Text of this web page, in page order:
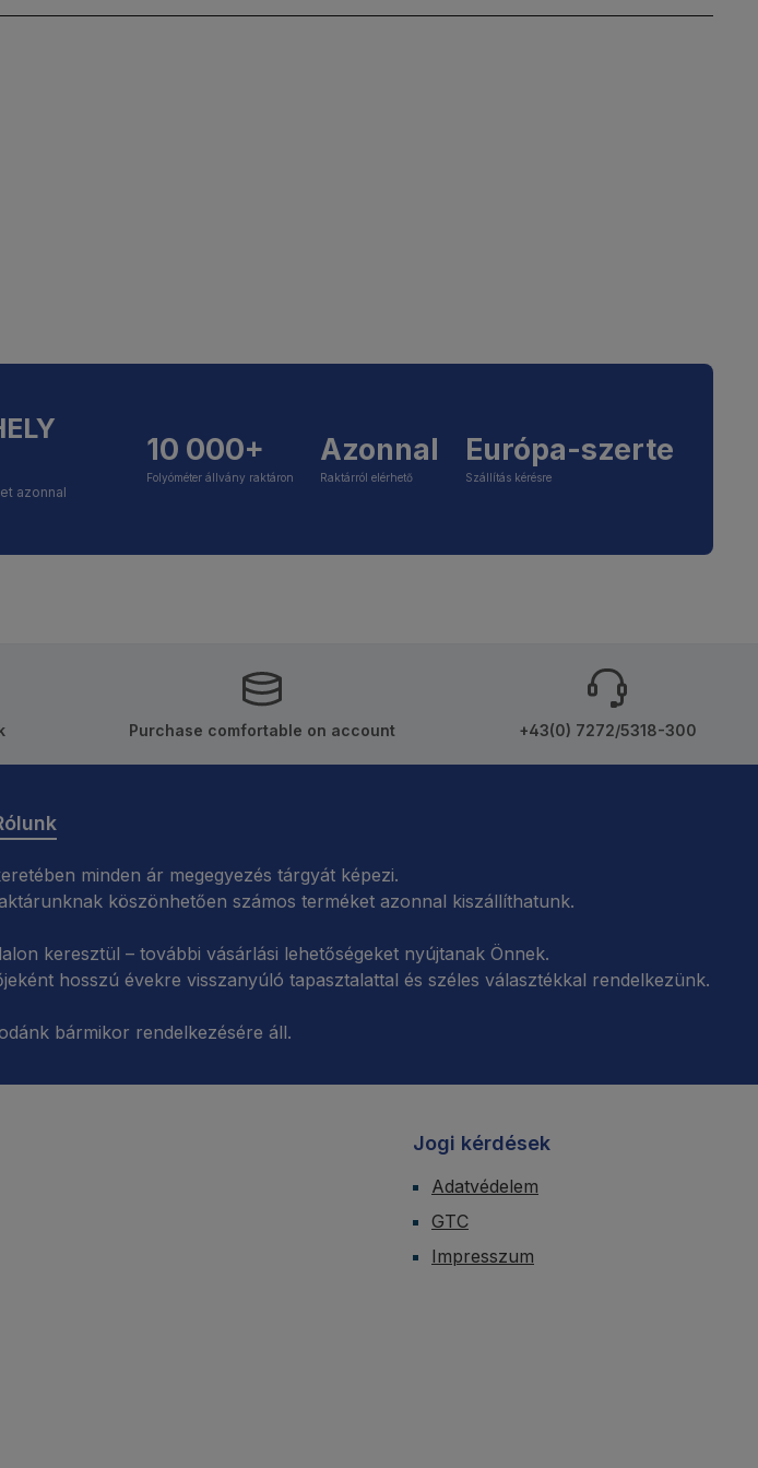
azonnal
10 000+
Folyóméter állvány raktáron
Azonnal
Raktárról elérhető
Európa-szerte
Szállítás kérésre
Purchase comfortable on account +43(0) 7272/5318-300
minden ár megegyezés tárgyát képezi.
köszönhetően számos terméket azonnal kiszállíthatunk.
keresztül – további vásárlási lehetőségeket nyújtanak Önnek.
hosszú évekre visszanyúló tapasztalattal és széles választékkal rendelkezünk.
bármikor rendelkezésére áll.
Jogi kérdések
Adatvédelem
GTC
Impresszum